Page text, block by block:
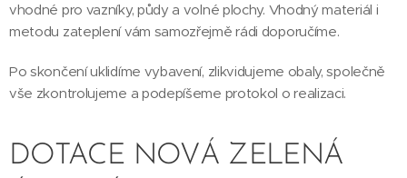
vhodné pro vazníky, půdy a volné plochy. Vhodný materiál i
metodu zateplení vám samozřejmě rádi doporučíme.
Po skončení uklidíme vybavení, zlikvidujeme obaly, společně
vše zkontrolujeme a podepíšeme protokol o realizaci.
DOTACE NOVÁ ZELENÁ